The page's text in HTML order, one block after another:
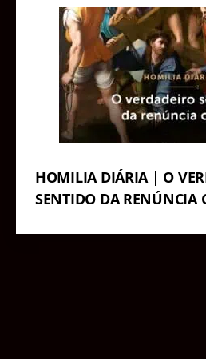
HOMILIA DIÁRIA | O
SENTIDO DA RENÚNCIA